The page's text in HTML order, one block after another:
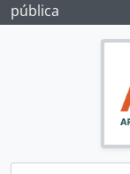
pública